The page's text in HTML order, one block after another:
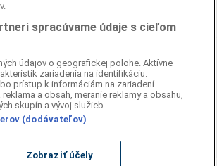
Epoch Times Slovensko
vyhradené. Publikovanie alebo ďalšie šírenie
a fotografií zo zdrojov TASR je bez
písomného súhlasu TASR porušením
spracúvame údaje s cieľom
údajov o geografickej polohe. Aktívne
zariadenia na identifikáciu.
prístup k informáciám na zariadení.
a obsah, meranie reklamy a obsahu,
skupín a vývoj služieb.
(dodávateľov)
Zobraziť účely